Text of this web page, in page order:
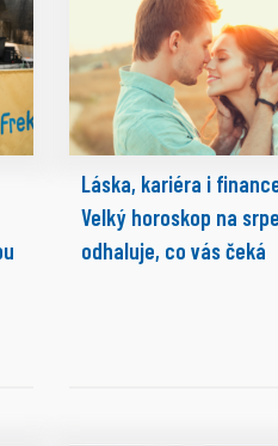
Láska, kariéra i
Velký horoskop na
odhaluje, co vás čeká